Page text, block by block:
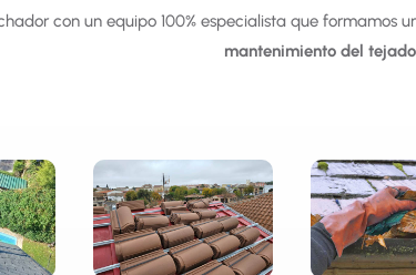
con un equipo 100% especialista que formamos
mantenimiento del